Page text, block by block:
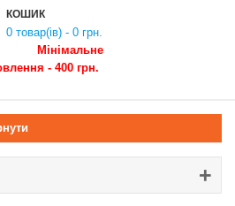
КОШИК
0товар(ів) - 0 грн.
Мінімальне
- 400 грн.